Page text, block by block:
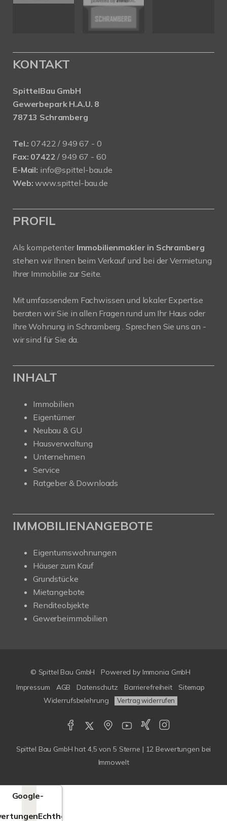
KONTAKT
SpittelBau GmbH
Gewerbepark H.A.U. 8
78713 Schramberg
Tel.: 07422 / 949 67 - 0
Fax: 07422 / 949 67 - 60
E-Mail: info@spittel-bau.de
Web: www.spittel-bau.de
PROFIL
Als kompetenter Immobilienmakler in Schramberg
stehen wir Ihnen beim Verkauf und bei der Vermietung
Ihrer Immobilie zur Seite.
Mit umfassendem Fachwissen und lokaler Expertise
beraten wir Sie in allen Fragen rund um Ihr Haus oder
Ihre Wohnung in Schramberg . Sprechen Sie uns an -
wir sind für Sie da.
INHALT
Immobilien
Eigentümer
Neubau & GU
Hausverwaltung
Unternehmen
Service
Ratgeber & Downloads
IMMOBILIENANGEBOTE
Eigentumswohnungen
Häuser zum Kauf
Grundstücke
Mietangebote
Renditeobjekte
Gewerbeimmobilien
© Spittel Bau GmbH Powered by Immonia GmbH
Impressum
AGB Datenschutz Barrierefreiheit
Sitemap
Widerrufsbelehrung
Vertrag widerrufen
Spittel Bau GmbH hat 4,5 von 5 Sterne | 12 Bewertungen bei
Immowelt
Google-
Echtheit